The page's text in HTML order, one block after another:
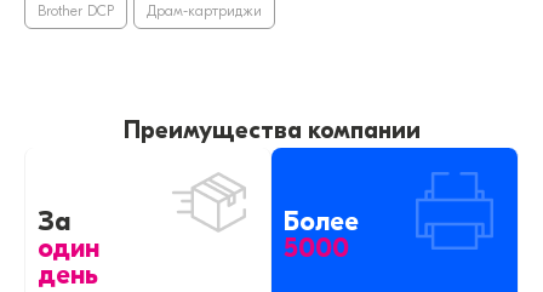
Brother DCP Драм-картриджи
Преимущества компании
За
один
день
Более
5000